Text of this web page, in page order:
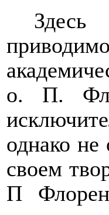
Здесь
о. П.
однако
своем
П